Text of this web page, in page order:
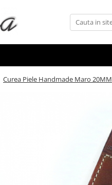
Curea Piele Handmade Maro 20MM